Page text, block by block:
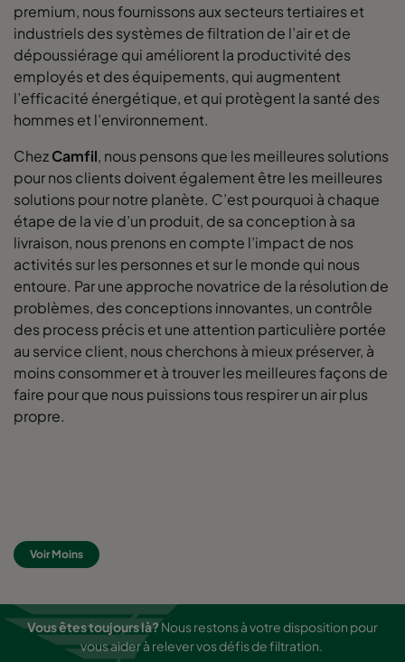
premium, nous fournissons aux secteurs tertiaires et
industriels des systèmes de filtration de l’air et de
dépoussiérage qui améliorent la productivité des
employés et des équipements, qui augmentent
l’efficacité énergétique, et qui protègent la santé des
hommes et l’environnement.
ChezCamfil, nous pensons que les meilleures solutions
pour nos clients doivent également être les meilleures
solutions pour notre planète. C’est pourquoi à chaque
étape de la vie d’un produit, de sa conception à sa
livraison, nous prenons en compte l’impact de nos
activités sur les personnes et sur le monde qui nous
entoure. Par une approche novatrice de la résolution de
problèmes, des conceptions innovantes, un contrôle
des process précis et une attention particulière portée
au service client, nous cherchons à mieux préserver, à
moins consommer et à trouver les meilleures façons de
faire pour que nous puissions tous respirer un air plus
propre.
Voir Moins
Vous êtes toujours là?Nous restons à votre disposition pour
vous aider à relever vos défis de filtration.